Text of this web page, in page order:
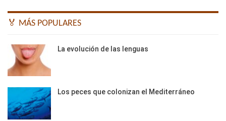
🏅 MÁS POPULARES
La evolución de las lenguas
Los peces que colonizan el Mediterráneo